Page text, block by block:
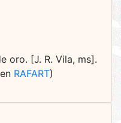
oro. [J. R. Vila, ms].
RAFART)